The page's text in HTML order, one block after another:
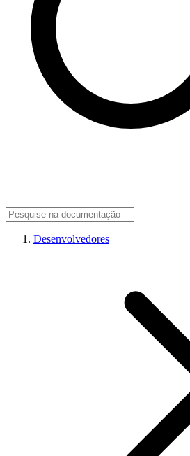
Desenvolvedores